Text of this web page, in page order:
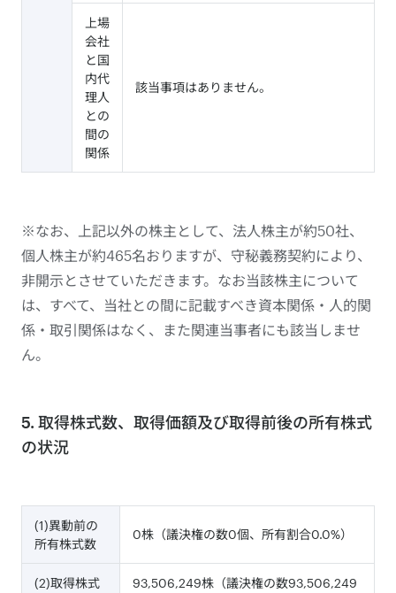
上場
会社
と国
内代
理人
との
間の
関係
該当事項はありません。
※なお、上記以外の株主として、法人株主が約50社、
個人株主が約465名おりますが、守秘義務契約により、
非開示とさせていただきます。なお当該株主について
は、すべて、当社との間に記載すべき資本関係・人的関
係・取引関係はなく、また関連当事者にも該当しませ
ん。
5. 取得株式数、取得価額及び取得前後の所有株式
の状況
(1)異動前の
所有株式数
0株（議決権の数0個、所有割合0.0%）
(2)取得株式
93,506,249株（議決権の数93,506,249